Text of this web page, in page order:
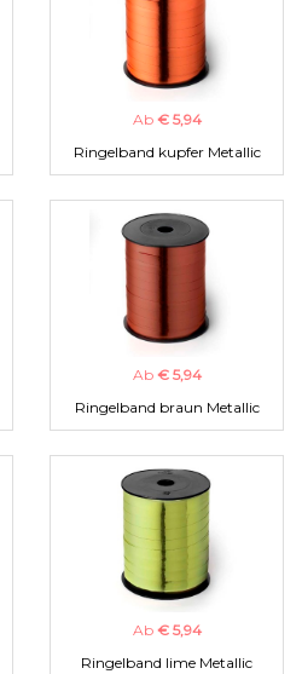
Ab € 5,94
Ringelband kupfer Metallic
Ab € 5,94
Ringelband braun Metallic
Ab € 5,94
Ringelband lime Metallic